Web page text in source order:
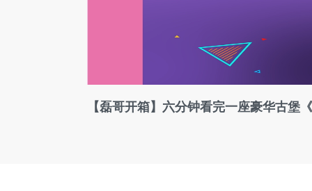
【磊哥开箱】六分钟看完一座豪华古堡